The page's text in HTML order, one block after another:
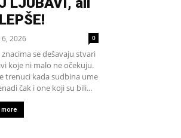
2026 0
se dešavaju stvari
koje ni malo ne očekuju.
trenuci kada sudbina ume
čak i one koji su bili...
more